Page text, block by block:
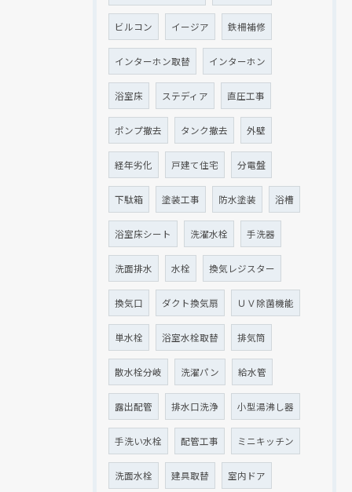
ビルコン イージア 鉄柵補修
インターホン取替 インターホン
浴室床 ステディア 直圧工事
ポンプ撤去 タンク撤去 外壁
経年劣化 戸建て住宅 分電盤
下駄箱 塗装工事 防水塗装 浴槽
浴室床シート 洗濯水栓 手洗器
洗面排水 水栓 換気レジスター
換気口 ダクト換気扇 ＵＶ除菌機能
単水栓 浴室水栓取替 排気筒
散水栓分岐 洗濯パン 給水管
露出配管 排水口洗浄 小型湯沸し器
手洗い水栓 配管工事 ミニキッチン
洗面水栓 建具取替 室内ドア